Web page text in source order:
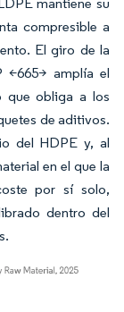
compresible a
El giro de la
<665> amplía el
que obliga a los
de aditivos.
del HDPE y, al
en el que la
por sí solo,
dentro del